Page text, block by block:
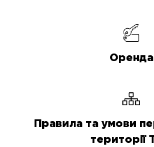
Оренда
Правила та умови
території